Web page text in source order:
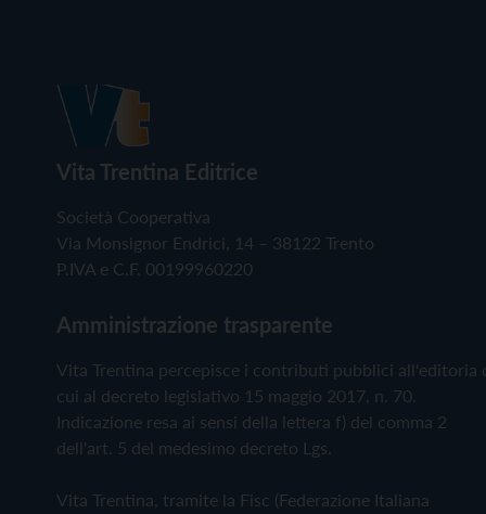
Vita Trentina Editrice
Società Cooperativa
Via Monsignor Endrici, 14 – 38122 Trento
P.IVA e C.F. 00199960220
Amministrazione trasparente
Vita Trentina percepisce i contributi pubblici all'editoria
cui al decreto legislativo 15 maggio 2017, n. 70.
Indicazione resa ai sensi della lettera f) del comma 2
dell'art. 5 del medesimo decreto Lgs.
Vita Trentina, tramite la Fisc (Federazione Italiana